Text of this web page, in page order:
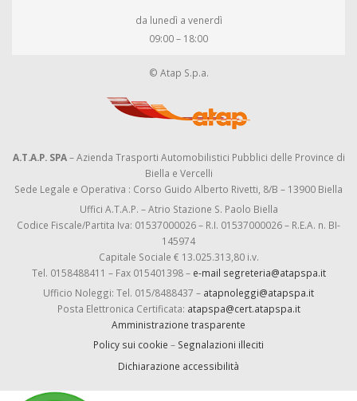
da lunedì a venerdì
09:00 – 18:00
© Atap S.p.a.
A.T.A.P. SPA– Azienda Trasporti Automobilistici Pubblici delle Province di
Biella e Vercelli
Sede Legale e Operativa : Corso Guido Alberto Rivetti, 8/B – 13900 Biella
Uffici A.T.A.P. – Atrio Stazione S. Paolo Biella
Codice Fiscale/Partita Iva: 01537000026 – R.I. 01537000026 – R.E.A. n. BI-
145974
Capitale Sociale € 13.025.313,80 i.v.
Tel. 0158488411 – Fax 015401398 – e-mail segreteria@atapspa.it
Ufficio Noleggi: Tel. 015/8488437 – atapnoleggi@atapspa.it
Posta Elettronica Certificata: atapspa@cert.atapspa.it
Amministrazione trasparente
Policy sui cookie – Segnalazioni illeciti
Dichiarazione accessibilità